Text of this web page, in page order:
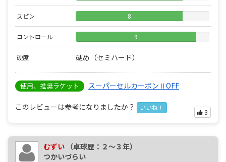
スピン 8
コントロール 9
硬度 硬め（セミハード）
使用、推奨ラケット スーパーセルカーボンⅡOFF
このレビューは参考になりましたか？ いいね！
3
むずい （卓球歴：２～３年）
つかいづらい